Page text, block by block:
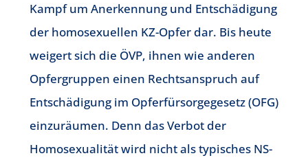
Kampf um Anerkennung und Entschädigung
der homosexuellen KZ-Opfer dar. Bis heute
weigert sich die ÖVP, ihnen wie anderen
Opfergruppen einen Rechtsanspruch auf
Entschädigung im Opferfürsorgegesetz (OFG)
einzuräumen. Denn das Verbot der
Homosexualität wird nicht als typisches NS-